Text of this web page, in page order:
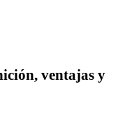
ventajas y